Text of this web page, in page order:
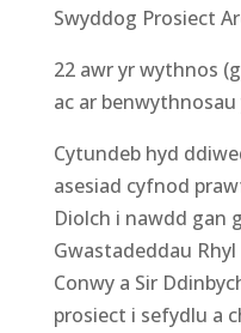
Swyddog Prosiect
22 awr yr wythnos
ac ar
Cytundeb hyd
asesiad cyfnod
Diolch i nawdd gan
Gwastadeddau
Conwy a Sir
prosiect i sefydlu a